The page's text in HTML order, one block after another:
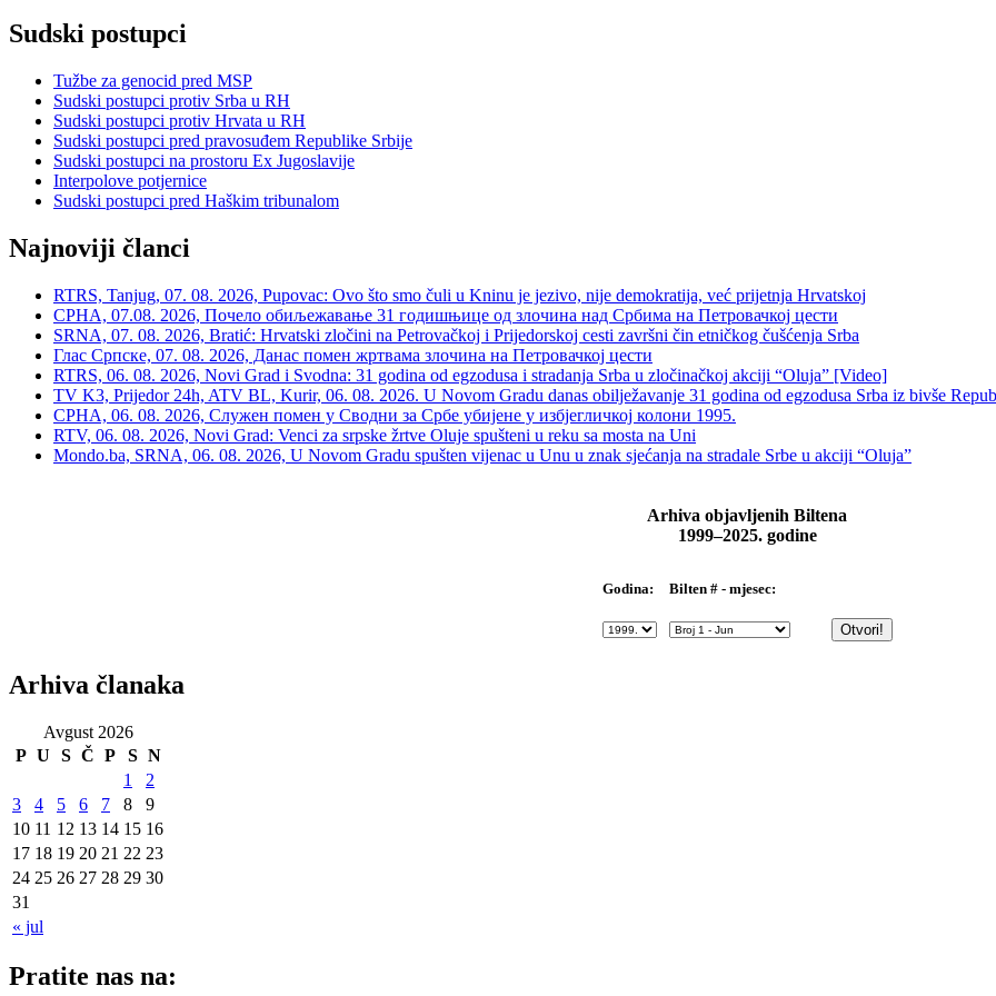
Sudski postupci
Tužbe za genocid pred MSP
Sudski postupci protiv Srba u RH
Sudski postupci protiv Hrvata u RH
Sudski postupci pred pravosuđem Republike Srbije
Sudski postupci na prostoru Ex Jugoslavije
Interpolove potjernice
Sudski postupci pred Haškim tribunalom
Najnoviji članci
RTRS, Tanjug, 07. 08. 2026, Pupovac: Ovo što smo čuli u Kninu je jezivo, nije demokratija, već prijetnja Hrvatskoj
СРНА, 07.08. 2026, Почело обиљежавање 31 годишњице од злочина над Србима на Петровачкој цести
SRNA, 07. 08. 2026, Bratić: Hrvatski zločini na Petrovačkoj i Prijedorskoj cesti završni čin etničkog čušćenja Srba
Глас Српске, 07. 08. 2026, Данас помен жртвама злочина на Петровачкој цести
RTRS, 06. 08. 2026, Novi Grad i Svodna: 31 godina od egzodusa i stradanja Srba u zločinačkoj akciji “Oluja” [Video]
TV K3, Prijedor 24h, ATV BL, Kurir, 06. 08. 2026. U Novom Gradu danas obilježavanje 31 godina od egzodusa Srba iz bivše
СРНА, 06. 08. 2026, Служен помен у Сводни за Србе убијене у избјегличкој колони 1995.
RTV, 06. 08. 2026, Novi Grad: Venci za srpske žrtve Oluje spušteni u reku sa mosta na Uni
Mondo.ba, SRNA, 06. 08. 2026, U Novom Gradu spušten vijenac u Unu u znak sjećanja na stradale Srbe u akciji “Oluja”
Arhiva objavljenih Biltena
1999–2025. godine
Godina: Bilten # - mjesec:
Arhiva članaka
Avgust 2026
P U S Č P S N
« jul
1
2
3
4 5 6 7 8
9
10 11 12 13 14 15 16
17 18 19 20 21 22 23
24 25 26 27 28 29 30
31
Pratite nas na: